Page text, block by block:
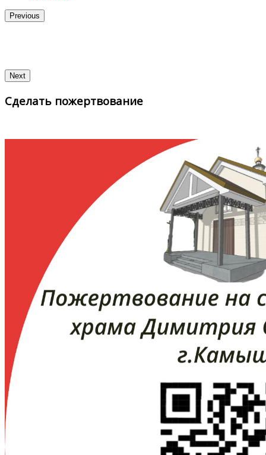
Previous
Next
Сделать пожертвование